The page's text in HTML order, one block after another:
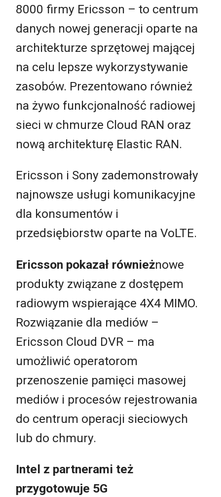
8000 firmy Ericsson – to centrum
danych nowej generacji oparte na
architekturze sprzętowej mającej
na celu lepsze wykorzystywanie
zasobów. Prezentowano również
na żywo funkcjonalność radiowej
sieci w chmurze Cloud RAN oraz
nową architekturę Elastic RAN.
Ericsson i Sony zademonstrowały
najnowsze usługi komunikacyjne
dla konsumentów i
przedsiębiorstw oparte na VoLTE.
Ericsson pokazał równieżnowe
produkty związane z dostępem
radiowym wspierające 4X4 MIMO.
Rozwiązanie dla mediów –
Ericsson Cloud DVR – ma
umożliwić operatorom
przenoszenie pamięci masowej
mediów i procesów rejestrowania
do centrum operacji sieciowych
lub do chmury.
Intel z partnerami też
przygotowuje 5G